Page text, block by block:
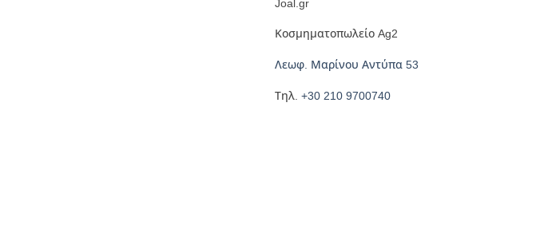
Joal.gr
Κοσμηματοπωλείο Ag2
Λεωφ. Μαρίνου Αντύπα 53
Τηλ. +30 210 9700740